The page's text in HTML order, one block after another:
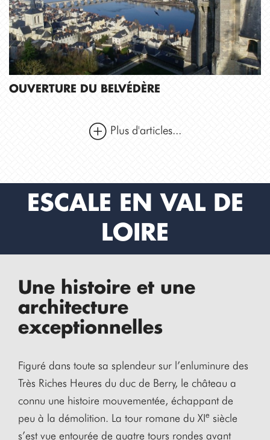
OUVERTURE DU BELVÉDÈRE
Plus d'articles...
ESCALE EN VAL DE
LOIRE
Une histoire et une
architecture
exceptionnelles
Figuré dans toute sa splendeur sur l’enluminure des
Très Riches Heures du duc de Berry, le château a
connu une histoire mouvementée, échappant de
peu à la démolition. La tour romane du XIe siècle
s’est vue entourée de quatre tours rondes avant